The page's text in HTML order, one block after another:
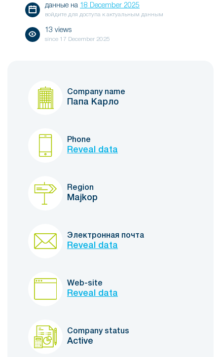
данные на 18 December 2025
войдите для доступа к актуальным данным
13 views
since 17 December 2025
Company name
Папа Карло
Phone
Reveal data
Region
Majkop
Электронная почта
Reveal data
Web-site
Reveal data
Company status
Active